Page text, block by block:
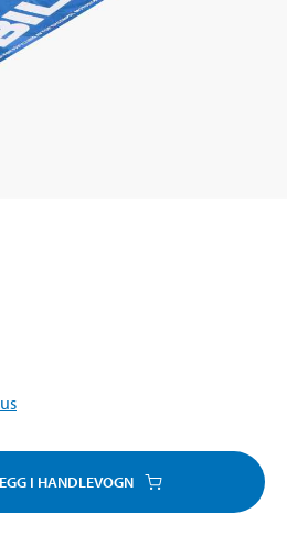
I HANDLEVOGN